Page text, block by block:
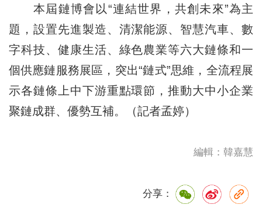
本屆鏈博會以“連結世界，共創未來”為主
題，設置先進製造、清潔能源、智慧汽車、數
字科技、健康生活、綠色農業等六大鏈條和一
個供應鏈服務展區，突出“鏈式”思維，全流程展
示各鏈條上中下游重點環節，推動大中小企業
聚鏈成群、優勢互補。（記者孟婷）
編輯：韓嘉慧
分享：